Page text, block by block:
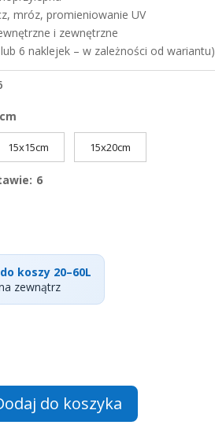
mróz, promieniowanie UV
i zewnętrzne
6 naklejek – w zależności od wariantu)
15x15cm 15x20cm
: 6
koszy 20–60L
zewnątrz
do koszyka